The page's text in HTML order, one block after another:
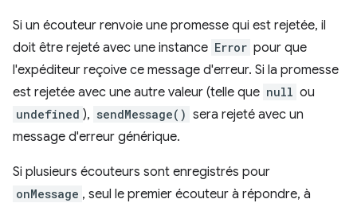
Si un écouteur renvoie une promesse qui est rejetée, il
doit être rejeté avec une instance Error pour que
l'expéditeur reçoive ce message d'erreur. Si la promesse
est rejetée avec une autre valeur (telle que null ou
undefined ), sendMessage() sera rejeté avec un
message d'erreur générique.
Si plusieurs écouteurs sont enregistrés pour
onMessage , seul le premier écouteur à répondre, à